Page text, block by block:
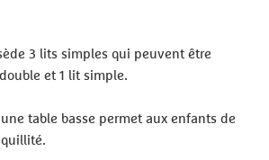
3 lits simples qui peuvent être
et 1 lit simple.
table basse permet aux enfants de